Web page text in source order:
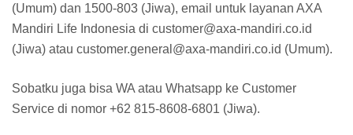
(Umum) dan 1500-803 (Jiwa), email untuk layanan AXA
Mandiri Life Indonesia di customer@axa-mandiri.co.id
(Jiwa) atau customer.general@axa-mandiri.co.id (Umum).
Sobatku juga bisa WA atau Whatsapp ke Customer
Service di nomor +62 815-8608-6801 (Jiwa).